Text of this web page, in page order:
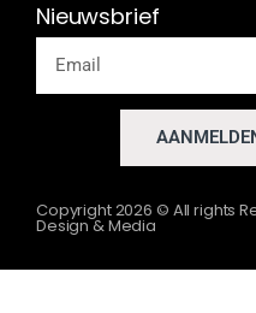
Nieuwsbrief
Copyright2026 © All rights
Design & Media